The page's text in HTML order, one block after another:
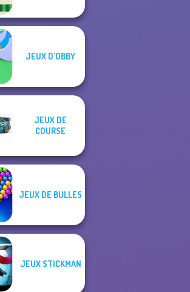
JEUX D'OBBY
JEUX DE
COURSE
JEUX DE BULLES
JEUX STICKMAN